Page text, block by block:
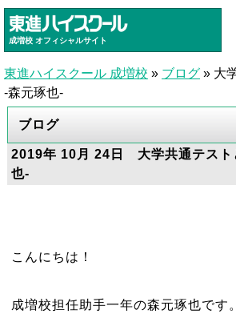
成増校 オフィシャルサイト
東進ハイスクール 成増校 » ブログ » 大
-森元琢也-
ブログ
2019年 10月 24日 大学共通テスト
也-
こんにちは！
成増校担任助手一年の森元琢也です。